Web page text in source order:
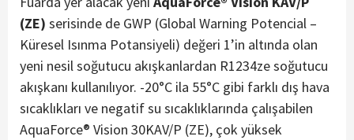
(ZE) serisinde de GWP (Global Warning Potencial –
Küresel Isınma Potansiyeli) değeri 1’in altında olan
yeni nesil soğutucu akışkanlardan R1234ze soğutucu
akışkanı kullanılıyor. -20°C ila 55°C gibi farklı dış hava
sıcaklıkları ve negatif su sıcaklıklarında çalışabilen
AquaForce® Vision 30KAV/P (ZE), çok yüksek